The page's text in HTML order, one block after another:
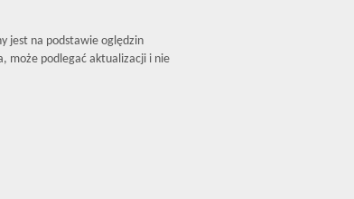
jest na podstawie oględzin
może podlegać aktualizacji i nie